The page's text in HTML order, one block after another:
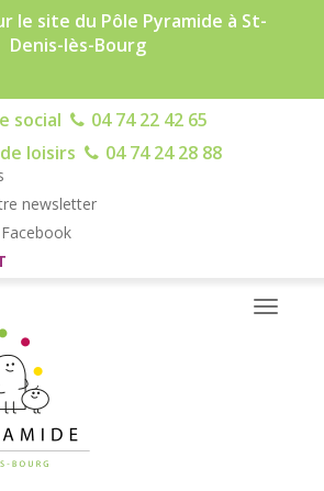
le site du Pôle Pyramide à St-
Denis-lès-Bourg
social
04 74 22 42 65
loisirs
04 74 24 28 88
newsletter
Toggle